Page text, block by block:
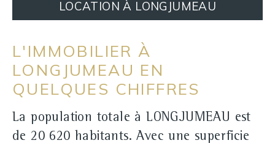
LOCATION À LONGJUMEAU
L'IMMOBILIER À
LONGJUMEAU EN
QUELQUES CHIFFRES
La population totale à LONGJUMEAU est
de 20 620 habitants. Avec une superficie